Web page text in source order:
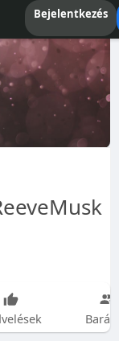
Bejelentkezés